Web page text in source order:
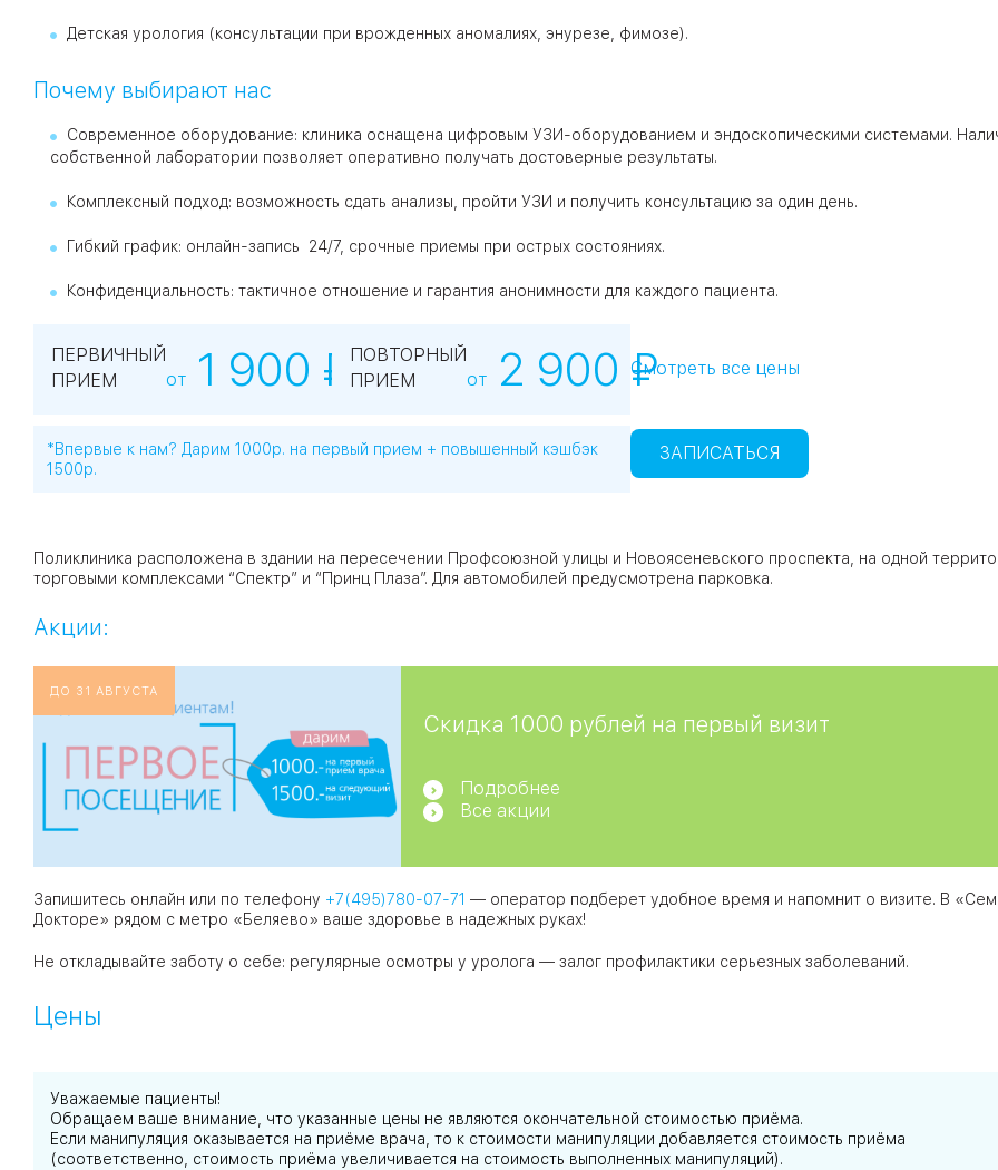
Детская урология (консультации при врожденных аномалиях, энурезе, фимозе).
Почему выбирают нас
Современное оборудование: клиника оснащена цифровым УЗИ-оборудованием и эндоскопическими системами.
собственной лаборатории позволяет оперативно получать достоверные результаты.
Комплексный подход: возможность сдать анализы, пройти УЗИ и получить консультацию за один день.
Гибкий график: онлайн-запись 24/7, срочные приемы при острых состояниях.
Конфиденциальность: тактичное отношение и гарантия анонимности для каждого пациента.
ПЕРВИЧНЫЙ
ПРИЕМ
от 1 900 ₽*ПОВТОРНЫЙ
ПРИЕМ
от 2 900 ₽
*Впервые к нам? Дарим 1000р. на первый прием + повышенный кэшбэк
1500р.
Смотреть все цены
ЗАПИСАТЬСЯ
Поликлиника расположена в здании на пересечении Профсоюзной улицы и Новоясеневского проспекта, на одной
торговыми комплексами “Спектр” и “Принц Плаза”. Для автомобилей предусмотрена парковка.
Акции:
ДО 31 АВГУСТА
Скидка 1000 рублей на первый визит
Подробнее
Все акции
Запишитесь онлайн или по телефону +7(495)780-07-71 — оператор подберет удобное время и напомнит о визите. В
Докторе» рядом с метро «Беляево» ваше здоровье в надежных руках!
Не откладывайте заботу о себе: регулярные осмотры у уролога — залог профилактики серьезных заболеваний.
Цены
Уважаемые пациенты!
Обращаем ваше внимание, что указанные цены не являются окончательной стоимостью приёма.
Если манипуляция оказывается на приёме врача, то к стоимости манипуляции добавляется стоимость приёма
(соответственно, стоимость приёма увеличивается на стоимость выполненных манипуляций).